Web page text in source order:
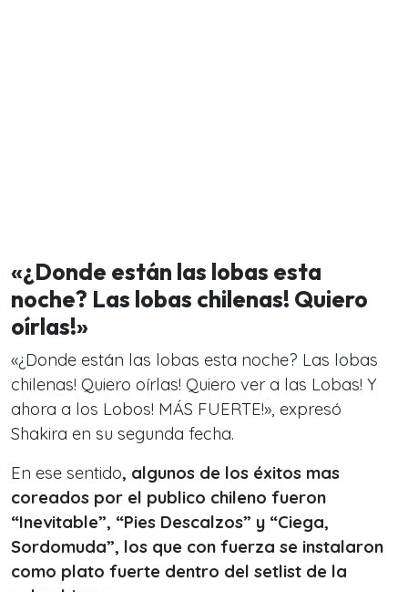
«¿Donde están las lobas esta
noche? Las lobas chilenas! Quiero
oírlas!»
«¿Donde están las lobas esta noche? Las lobas
chilenas! Quiero oírlas! Quiero ver a las Lobas! Y
ahora a los Lobos! MÁS FUERTE!», expresó
Shakira en su segunda fecha.
En ese sentido, algunos de los éxitos mas
coreados por el publico chileno fueron
“Inevitable”, “Pies Descalzos” y “Ciega,
Sordomuda”, los que con fuerza se instalaron
como plato fuerte dentro del setlist de la